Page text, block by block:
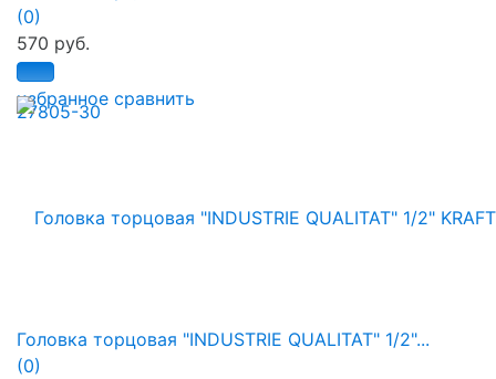
избранное сравнить
(0)
570 руб.
Головка торцовая "INDUSTRIE QUALITAT" 1/2"...
(0)